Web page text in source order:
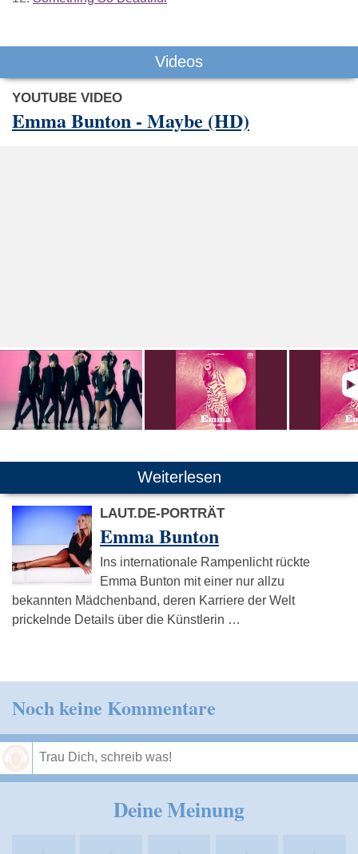
Videos
YOUTUBE VIDEO
Emma Bunton - Maybe (HD)
Weiterlesen
LAUT.DE-PORTRÄT
Emma Bunton
Ins internationale Rampenlicht rückte
Emma Bunton mit einer nur allzu
bekannten Mädchenband, deren Karriere der Welt
prickelnde Details über die Künstlerin …
Noch keine Kommentare
Deine Meinung